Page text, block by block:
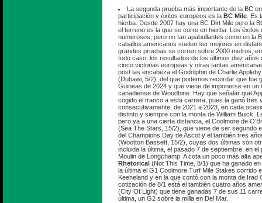
La segunda prueba más importante de la BC
participación y éxitos europeos es la BC Mile . Es
hierba. Desde 2007 hay una BC Dirt Mile pero la
el terreno es la que se corre en hierba. Los éxitos
numerosos, pero no tan apabullantes como en la
caballos americanos suelen ser mejores en
grandes pruebas se corren sobre 2000 metros,
todo caso, los resultados de los últimos diez años
cinco victorias europeas y otras tantas
post las encabeza el Godolphin de Charlie
(Dubawi, 5/2), del que podemos recordar que fue
Guineas de 2024 y que viene de imponerse en un
canadiense de Woodbine. Hay que señalar que
cogido el tranco a esta carrera, pues la ganó tres
consecutivamente, de 2021 a 2023, en cada
distinto y siempre con la monta de William Buick.
pero ya a una cierta distancia, el Coolmore de
(Sea The Stars, 15/2), que viene de ser segundo
del Champions Day de Ascot y el también tres
(Wootton Bassett, 15/2), cuyas dos últimas son
incluida la última, el pasado 7 de septiembre, en el
Moulin de Longchamp. A cota un poco más alta
Rhetorical (Not This Time, 8/1) que ha ganado
la última el G1 Coolmore Turf Mile Stakes corrido
Keeneland y en la que contó con la monta de Irad
cotización de 8/1 está el también cuatro años
(City Of Light) que tiene ganadas 7 de sus 11
última, un G2 sobre la milla en Del Mar.